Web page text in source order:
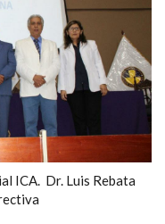
ICA. Dr. Luis Rebata